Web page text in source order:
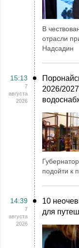
В
отрасли
Надсадин
15:13
7
августа
2026
2026/
подойти к
14:39
7
августа
2026
10
для